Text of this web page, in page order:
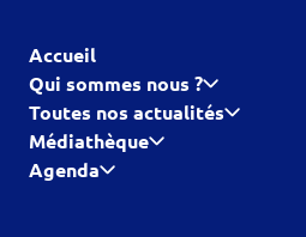
Accueil
Qui sommes nous ?
Toutes nos actualités
Médiathèque
Agenda